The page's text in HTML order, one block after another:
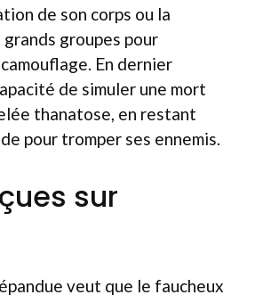
de son corps ou la
groupes pour
En dernier
de simuler une mort
thanatose, en restant
pour tromper ses ennemis.
sur
veut que le faucheux